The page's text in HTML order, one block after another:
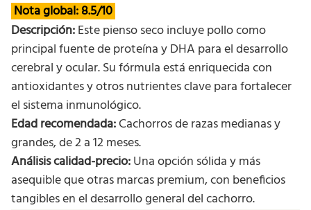
Nota global: 8.5/10
Descripción:Este pienso seco incluye pollo como
principal fuente de proteína y DHA para el desarrollo
cerebral y ocular. Su fórmula está enriquecida con
antioxidantes y otros nutrientes clave para fortalecer
el sistema inmunológico.
Edad recomendada:Cachorros de razas medianas y
grandes, de 2 a 12 meses.
Análisis calidad-precio:Una opción sólida y más
asequible que otras marcas premium, con beneficios
tangibles en el desarrollo general del cachorro.